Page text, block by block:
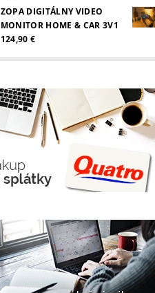
ZOPA DIGITÁLNY VIDEO
MONITOR HOME & CAR 3V1
124,90 €